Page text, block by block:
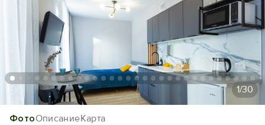
Избранное
История просмотра
Добавить свой объект
ФотоОписаниеКарта
1/30